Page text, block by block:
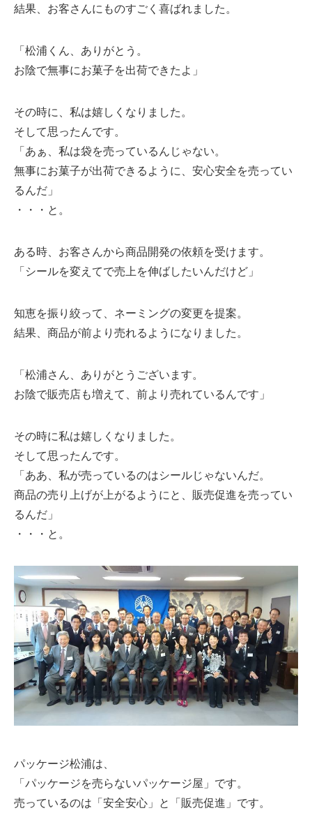
結果、お客さんにものすごく喜ばれました。
「松浦くん、ありがとう。
お陰で無事にお菓子を出荷できたよ」
その時に、私は嬉しくなりました。
そして思ったんです。
「あぁ、私は袋を売っているんじゃない。
無事にお菓子が出荷できるように、安心安全を売ってい
るんだ」
・・・と。
ある時、お客さんから商品開発の依頼を受けます。
「シールを変えてで売上を伸ばしたいんだけど」
知恵を振り絞って、ネーミングの変更を提案。
結果、商品が前より売れるようになりました。
「松浦さん、ありがとうございます。
お陰で販売店も増えて、前より売れているんです」
その時に私は嬉しくなりました。
そして思ったんです。
「ああ、私が売っているのはシールじゃないんだ。
商品の売り上げが上がるようにと、販売促進を売ってい
るんだ」
・・・と。
パッケージ松浦は、
「パッケージを売らないパッケージ屋」です。
売っているのは「安全安心」と「販売促進」です。